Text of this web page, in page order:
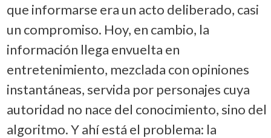
que informarse era un acto deliberado, casi
un compromiso. Hoy, en cambio, la
información llega envuelta en
entretenimiento, mezclada con opiniones
instantáneas, servida por personajes cuya
autoridad no nace del conocimiento, sino del
algoritmo. Y ahí está el problema: la